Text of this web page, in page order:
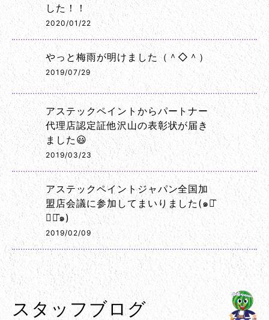
した！！
2020/01/22
やっと梅雨が明けました（＾◇＾）
2019/07/29
アステックペイントからパートナー
代理店認定証他沢山の表彰状が届き
ました😃
2019/03/23
アステックペイントジャパン全国加
盟店会議に参加してまいりました(๑･̑
◡･̑๑)
2019/02/09
スタッフブログ